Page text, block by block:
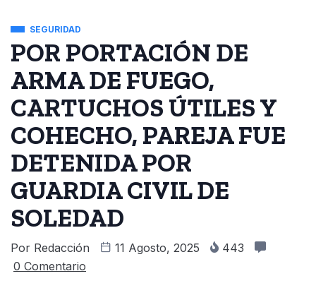
SEGURIDAD
POR PORTACIÓN DE
ARMA DE FUEGO,
CARTUCHOS ÚTILES Y
COHECHO, PAREJA FUE
DETENIDA POR
GUARDIA CIVIL DE
SOLEDAD
Por Redacción 11 Agosto, 2025
443
0 Comentario